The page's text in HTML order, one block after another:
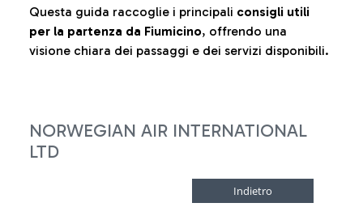
Questa guida raccoglie i principali consigli utili
per la partenza da Fiumicino, offrendo una
visione chiara dei passaggi e dei servizi disponibili.
NORWEGIAN AIR INTERNATIONAL
LTD